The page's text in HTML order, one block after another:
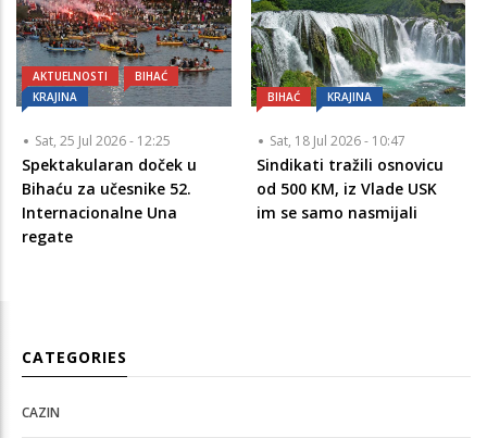
AKTUELNOSTI
BIHAĆ
KRAJINA
Sat, 25 Jul 2026 - 12:25
Spektakularan doček u
Bihaću za učesnike 52.
Internacionalne Una
regate
BIHAĆ KRAJINA
Sat, 18 Jul 2026 - 10:47
Sindikati tražili osnovicu
od 500 KM, iz Vlade USK
im se samo nasmijali
CATEGORIES
CAZIN